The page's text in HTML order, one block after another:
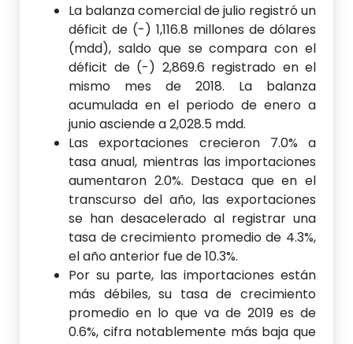
La balanza comercial de julio registró un
déficit de (-) 1,116.8 millones de dólares
(mdd), saldo que se compara con el
déficit de (-) 2,869.6 registrado en el
mismo mes de 2018. La balanza
acumulada en el periodo de enero a
junio asciende a 2,028.5 mdd.
Las exportaciones crecieron 7.0% a
tasa anual, mientras las importaciones
aumentaron 2.0%. Destaca que en el
transcurso del año, las exportaciones
se han desacelerado al registrar una
tasa de crecimiento promedio de 4.3%,
el año anterior fue de 10.3%.
Por su parte, las importaciones están
más débiles, su tasa de crecimiento
promedio en lo que va de 2019 es de
0.6%, cifra notablemente más baja que